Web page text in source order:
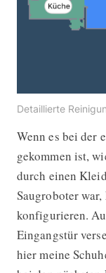
Detaillierte
Wenn es bei der
gekommen ist,
durch einen
Saugroboter
konfigurieren.
Eingangstür
hier meine